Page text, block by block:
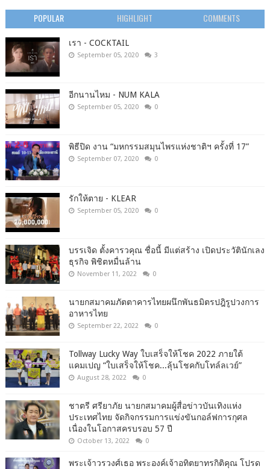
POPULAR HIGHLIGHT COMMENTS
เรา - COCKTAIL
September 05, 2020 3
อีกนานไหม - NUM KALA
September 05, 2020 0
พิธีปิด งาน “มหกรรมสมุนไพรแห่งชาติฯ ครั้งที่ 17”
September 07, 2020 0
รักให้ตาย - KLEAR
September 05, 2020 0
บรรเจิด ตั้งคารวคุณ ชื่อนี้ มีแต่สร้าง เปิดประวัตินักเลง
ธุรกิจ พิชิตหมื่นล้าน
November 11, 2022 0
นายกสมาคมภัตตาคารไทยผนึกพันธมิตรปฎิรูปวงการ
อาหารไทย
September 22, 2022 0
Tollway Lucky Way ใบเสร็จให้โชค 2022 ภายใต้
แคมเปญ “ใบเสร็จให้โชค...ลุ้นโชคกับโทล์ลเวย์”
August 28, 2022 0
ชาตรี​ ศรียาภัย​ นายกสมาคม​ผู้​สื่อข่าว​บันเทิง​แห่ง​
ประเทศไทย​ จัดกิจกรรม​การแข่งขัน​กอล์ฟ​การ​กุศล​
เนื่อง​ใน​โอกาสครบรอบ​ 57​ ปี
October 13, 2022 0
พระเจ้าวรวงศ์เธอ พระองค์เจ้าอทิตยาทรกิติคุณ โปรด